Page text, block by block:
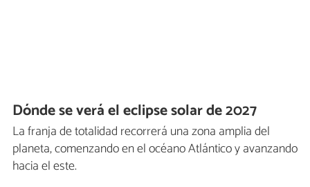
Dónde se verá el eclipse solar de 2027
La franja de totalidad recorrerá una zona amplia del
planeta, comenzando en el océano Atlántico y avanzando
hacia el este.